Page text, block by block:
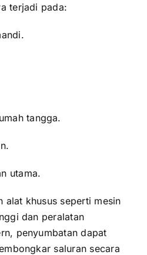
terjadi pada:
tangga.
utama.
alat khusus seperti mesin
dan peralatan
penyumbatan dapat
saluran secara